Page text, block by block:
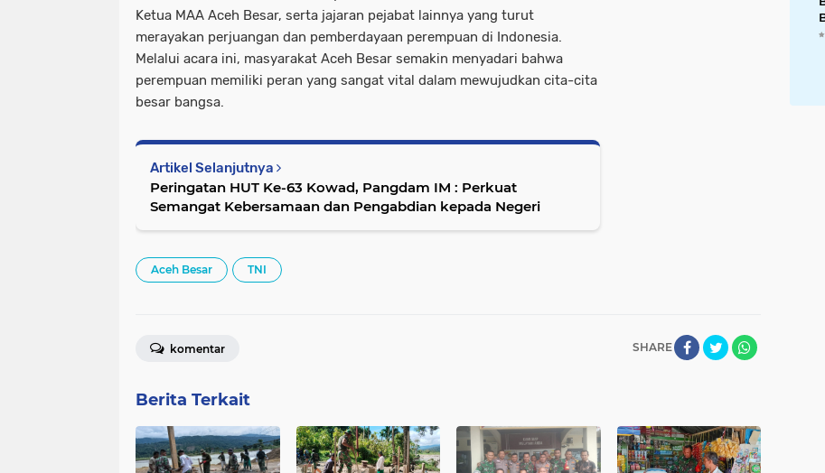
Ketua MAA Aceh Besar, serta jajaran pejabat lainnya yang turut
merayakan perjuangan dan pemberdayaan perempuan di Indonesia.
Melalui acara ini, masyarakat Aceh Besar semakin menyadari bahwa
perempuan memiliki peran yang sangat vital dalam mewujudkan cita-cita
besar bangsa.
Artikel Selanjutnya
Peringatan HUT Ke-63 Kowad, Pangdam IM : Perkuat
Semangat Kebersamaan dan Pengabdian kepada Negeri
Aceh Besar TNI
SHARE
komentar
Berita Terkait